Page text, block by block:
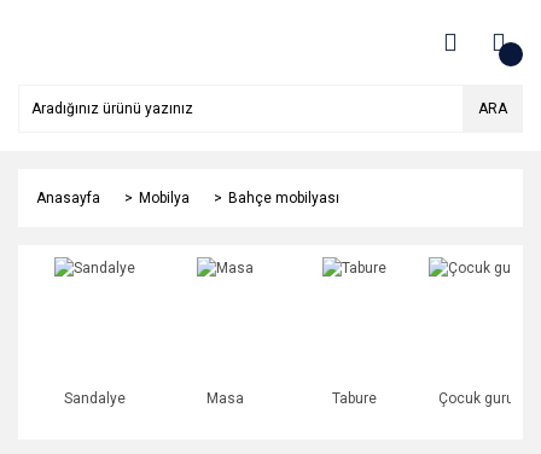
ARA
Anasayfa Mobilya Bahçe mobilyası
Sandalye Masa Tabure Çocuk gurubu